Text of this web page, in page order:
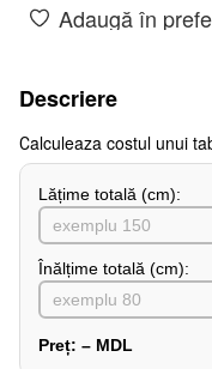
Adaugă în
Descriere
Сalculeaza costul unui
Lățime totală (cm):
Înălțime totală (cm):
Preț: – MDL